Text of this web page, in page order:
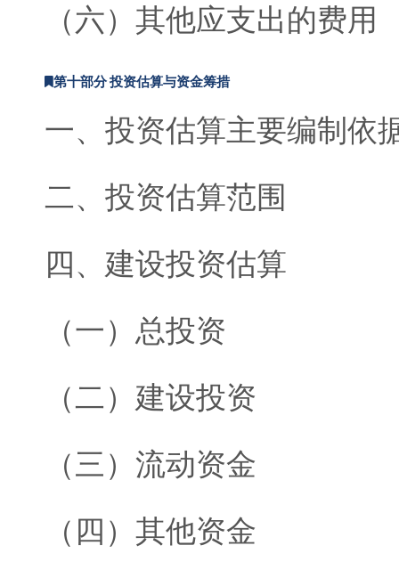
（六）其他应支出的费用
第十部分 投资估算与资金筹措
一、投资估算主要编制依
二、投资估算范围
四、建设投资估算
（一）总投资
（二）建设投资
（三）流动资金
（四）其他资金